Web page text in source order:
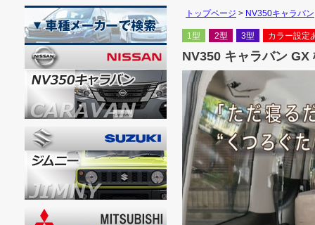
トップページ NV350キャラバン
1型 2型 3型 カラー設定
NV350 キャラバン